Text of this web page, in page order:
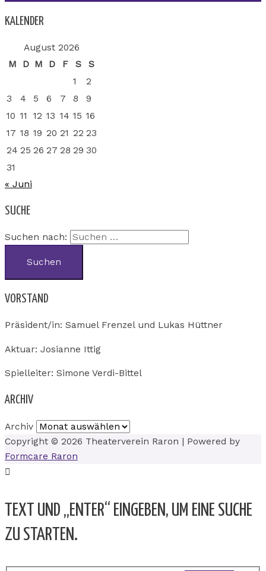
KALENDER
August 2026
M
D M D F S
S
1
2
3
4 5 6 7 8
9
10 11 12 13 14 15 16
17 18 19 20 21 22 23
24 25 26 27 28 29 30
31
« Juni
SUCHE
Suchen nach:
VORSTAND
Präsident/in: Samuel Frenzel und Lukas Hüttner
Aktuar: Josianne Ittig
Spielleiter: Simone Verdi-Bittel
ARCHIV
Archiv
Copyright © 2026 Theaterverein Raron | Powered by
Formcare Raron
TEXT UND „ENTER“ EINGEBEN, UM EINE SUCHE
ZU STARTEN.